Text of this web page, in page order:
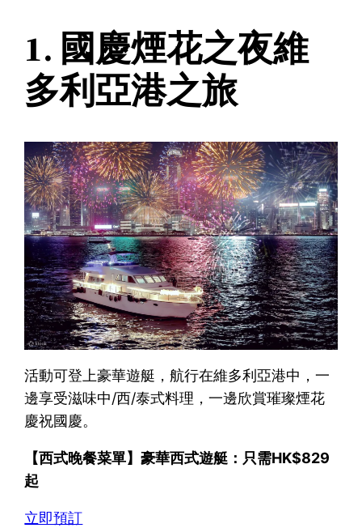
1. 國慶煙花之夜維
多利亞港之旅
活動可登上豪華遊艇，航行在維多利亞港中，一
邊享受滋味中/西/泰式料理，一邊欣賞璀璨煙花
慶祝國慶。
【西式晚餐菜單】豪華西式遊艇：只需HK$829
起
立即預訂